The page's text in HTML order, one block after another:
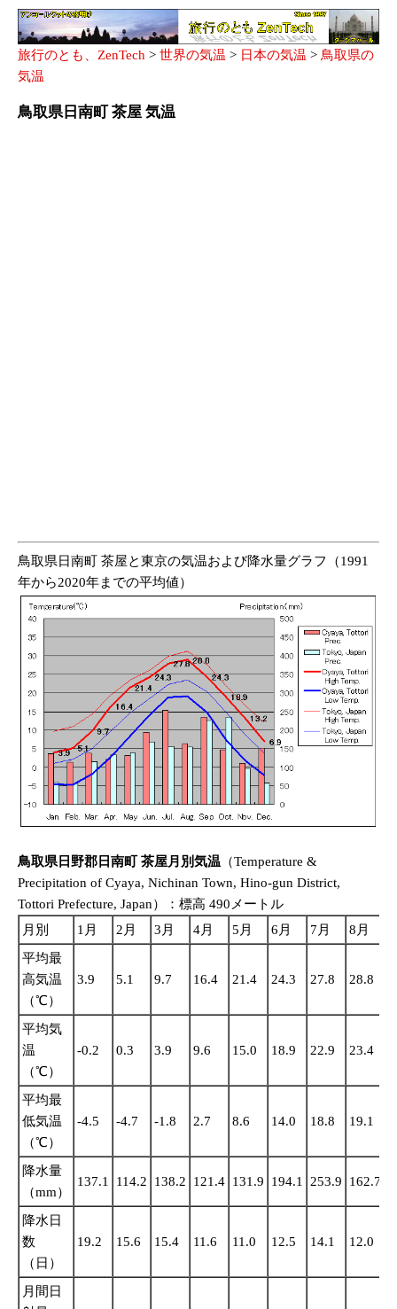
旅行のとも、ZenTech > 世界の気温 > 日本の気温 > 鳥取県の
気温
鳥取県日南町 茶屋 気温
鳥取県日南町 茶屋と東京の気温および降水量グラフ（1991
年から2020年までの平均値）
鳥取県日野郡日南町 茶屋月別気温 （Temperature &
Precipitation of Cyaya, Nichinan Town, Hino-gun District,
Tottori Prefecture, Japan）：標高 490メートル
月別
1月 2月 3月 4月 5月 6月 7月 8月
平均最
高気温
（℃）
3.9 5.1 9.7 16.4 21.4 24.3 27.8 28.8
平均気
温
（℃）
-0.2 0.3 3.9 9.6 15.0 18.9 22.9 23.4
平均最
低気温
（℃）
-4.5 -4.7 -1.8 2.7 8.6 14.0 18.8 19.1
降水量
（mm）
137.1 114.2 138.2 121.4 131.9 194.1 253.9 162.7
降水日
数
（日）
19.2 15.6 15.4 11.6 11.0 12.5 14.1 12.0
月間日